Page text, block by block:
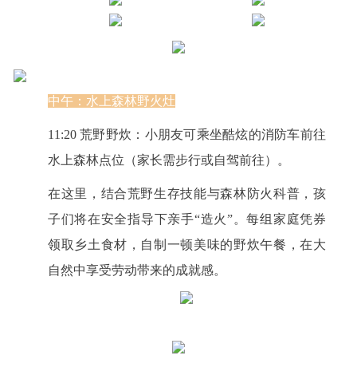
中午：水上森林野火灶
11:20 荒野野炊：小朋友可乘坐酷炫的消防车前往
水上森林点位（家长需步行或自驾前往）。
在这里，结合荒野生存技能与森林防火科普，孩
子们将在安全指导下亲手“造火”。每组家庭凭券
领取乡土食材，自制一顿美味的野炊午餐，在大
自然中享受劳动带来的成就感。